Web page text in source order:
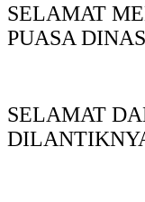
SELAMAT
PUASA
SELAMAT